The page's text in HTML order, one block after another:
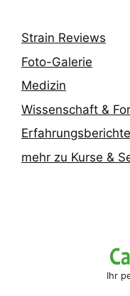
Strain Reviews
Foto-Galerie
Medizin
Wissenschaft &
Erfahrungsberichte
mehr zu Kurse &
Ihr